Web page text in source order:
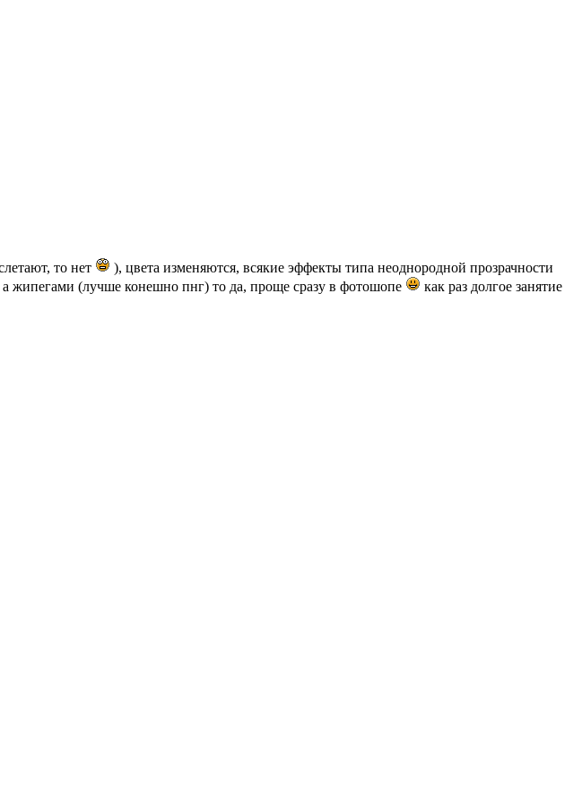
то нет
), цвета изменяются, всякие эффекты типа неоднородной прозрачности
а жипегами (лучше конешно пнг) то да, проще сразу в фотошопе
как раз долгое занятие